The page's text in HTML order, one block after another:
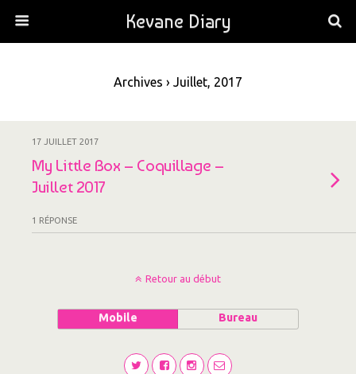
Kevane Diary
Archives › Juillet, 2017
17 JUILLET 2017
My Little Box – Coquillage –
Juillet 2017
1 RÉPONSE
Retour au début
Mobile Bureau